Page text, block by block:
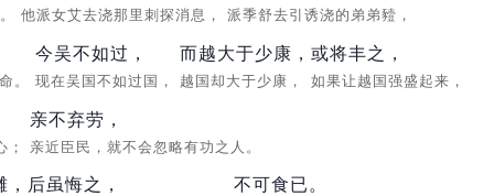
他派女艾去浇那里刺探消息， 派季舒去引诱浇的弟弟豷，
。
今吴不如过，
现在吴国不如过国，
而越大于少康，
越国却大于少康，
或将丰之，
如果让越国强盛起来，
；
亲不弃劳，
亲近臣民，就不会忽略有功之人。
后虽悔之， 不可食已。